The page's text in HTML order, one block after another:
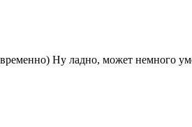
Ну ладно, может немного